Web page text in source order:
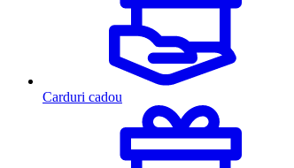
Carduri cadou